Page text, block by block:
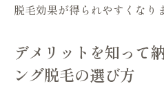
ング脱毛術
解説
脱毛効果が得られやすくなり
デメリットを知って
ング脱毛の選び方